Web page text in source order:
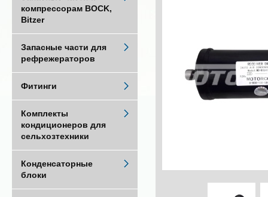
компрессорам BOCK,
Bitzer
Запасные части для
рефрежераторов
Фитинги
Комплекты
кондиционеров для
сельхозтехники
Конденсаторные
блоки